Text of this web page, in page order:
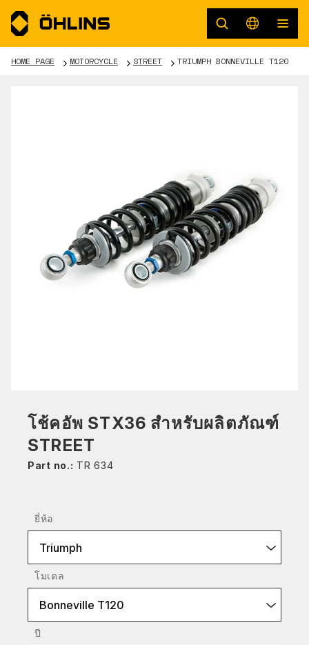
HOME PAGE MOTORCYCLE STREET TRIUMPH BONNEVILLE T120
โช้คอัพ STX36 สำหรับผลิตภัณฑ์
STREET
Part no.: TR 634
ยี่ห้อ
Triumph
โมเดล
Bonneville T120
ปี